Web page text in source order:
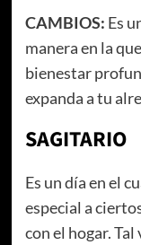
CAMBIOS: Es
manera en la
bienestar
expanda a tu
SAGITARIO
Es un día en el
especial a
con el hogar.